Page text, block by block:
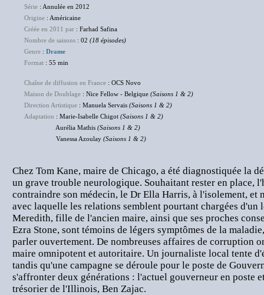
Série : Annulée en 2012
Origine : Américaine
Créée en 2011 par : Farhad Safina
Nombre de saisons : 02 (18 épisodes)
Genre : Drame
Format : 55 min
Chaîne de diffusion en France : OCS Novo
Maison de Doublage : Nice Fellow - Belgique (Saisons 1 & 2)
Direction Artistique : Manuela Servais (Saisons 1 & 2)
Adaptation : Marie-Isabelle Chigot (Saisons 1 & 2)
Aurélia Mathis (Saisons 1 & 2)
Vanessa Azoulay (Saisons 1 & 2)
Chez Tom Kane, maire de Chicago, a été diagnostiquée la
un grave trouble neurologique. Souhaitant rester en place,
contraindre son médecin, le Dr Ella Harris, à l'isolement, et
avec laquelle les relations semblent pourtant chargées d'un
Meredith, fille de l'ancien maire, ainsi que ses proches
Ezra Stone, sont témoins de légers symptômes de la
parler ouvertement. De nombreuses affaires de corruption
maire omnipotent et autoritaire. Un journaliste local tente
tandis qu'une campagne se déroule pour le poste de
s'affronter deux générations : l'actuel gouverneur en poste
trésorier de l'Illinois, Ben Zajac.